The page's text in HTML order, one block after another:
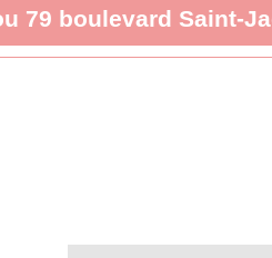
79 boulevard Saint-